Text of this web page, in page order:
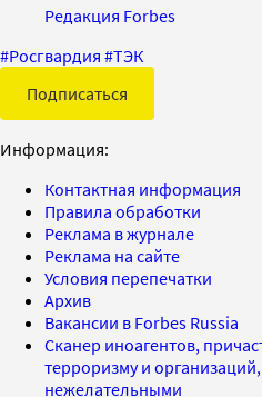
Редакция Forbes
#Росгвардия #ТЭК
Подписаться
Информация:
Контактная информация
Правила обработки
Реклама в журнале
Реклама на сайте
Условия перепечатки
Архив
Вакансии в Forbes Russia
Сканер иноагентов,
терроризму и
нежелательными